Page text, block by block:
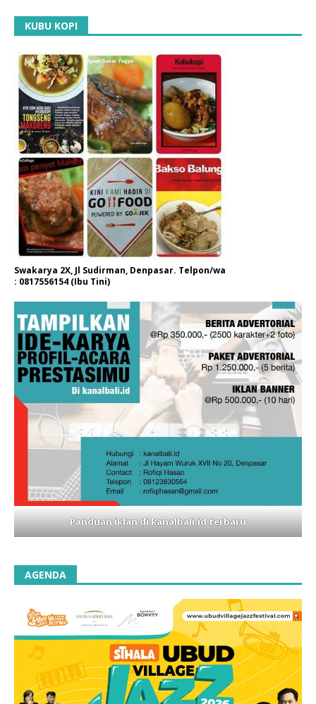
KUBU KOPI
Swakarya 2X, Jl Sudirman, Denpasar. Telpon/wa
: 0817556154 (Ibu Tini)
Panduan iklan di kanalbali,id terbaru
AGENDA